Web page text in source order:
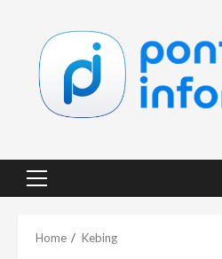
content
Primary
Home Kebing